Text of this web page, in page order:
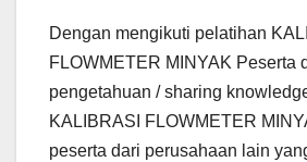
Dengan mengikuti pelatihan
FLOWMETER MINYAK Peserta
pengetahuan / sharing
KALIBRASI FLOWMETER
peserta dari perusahaan lain